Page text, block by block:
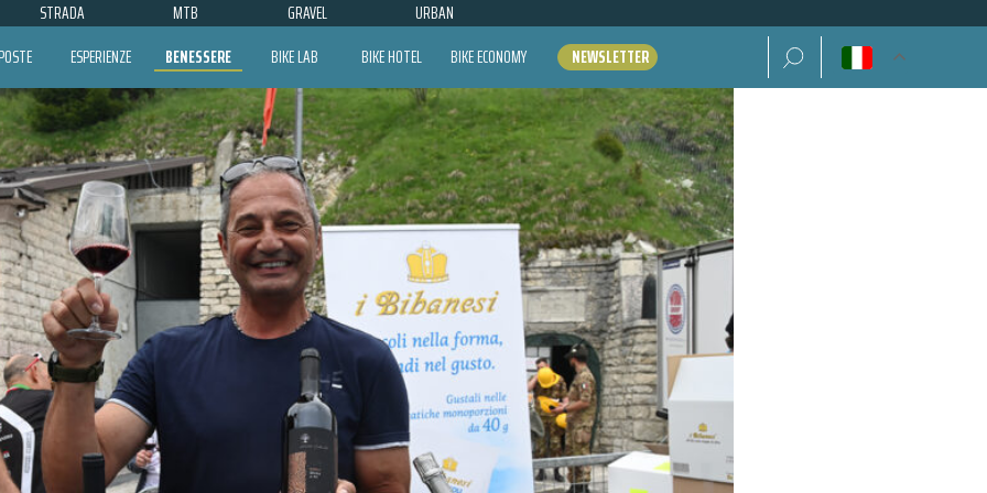
STRADA MTB GRAVEL URBAN
ESPERIENZE BENESSERE BIKE LAB BIKE HOTEL BIKE ECONOMY NEWSLETTER Ricerca per: